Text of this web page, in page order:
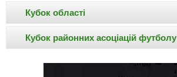
Кубок області
Кубок районних асоціацій футболу